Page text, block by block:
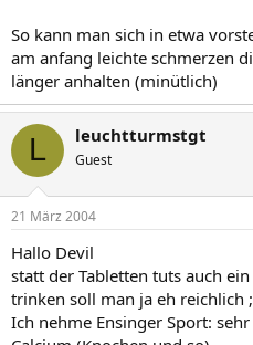
So kann man sich in etwa
am anfang leichte schmerzen
länger anhalten (minütlich)
L leuchtturmstgt
Guest
21 März 2004
Hallo Devil
statt der Tabletten tuts auch
trinken soll man ja eh reichlich
Ich nehme Ensinger Sport: